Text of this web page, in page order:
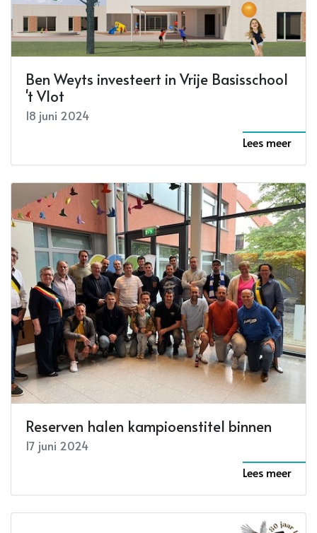
Ben Weyts investeert in Vrije Basisschool
't Vlot
18 juni 2024
Lees meer
Reserven halen kampioenstitel binnen
17 juni 2024
Lees meer